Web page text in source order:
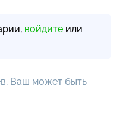
войдите или
Ваш может быть